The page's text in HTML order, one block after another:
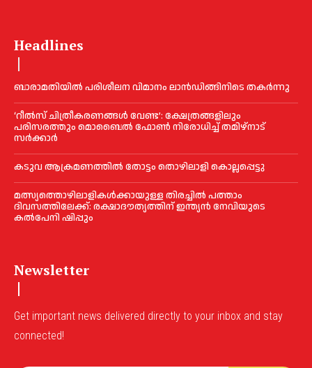
Headlines
ബാരാമതിയില്‍ പരിശീലന വിമാനം ലാന്‍ഡിങ്ങിനിടെ തകര്‍ന്നു
‘റീല്‍സ് ചിത്രീകരണങ്ങള്‍ വേണ്ട’: ക്ഷേത്രങ്ങളിലും
പരിസരത്തും മൊബൈല്‍ ഫോണ്‍ നിരോധിച്ച്‌ തമിഴ്നാട്
സര്‍ക്കാര്‍
കടുവ ആക്രമണത്തില്‍ തോട്ടം തൊഴിലാളി കൊല്ലപ്പെട്ടു
മത്സ്യത്തൊഴിലാളികള്‍ക്കായുള്ള തിരച്ചില്‍ പത്താം
ദിവസത്തിലേക്ക്: രക്ഷാദൗത്യത്തിന് ഇന്ത്യൻ നേവിയുടെ
കല്‍പേനി ഷിപ്പും
Newsletter
Get important news delivered directly to your inbox and stay
connected!